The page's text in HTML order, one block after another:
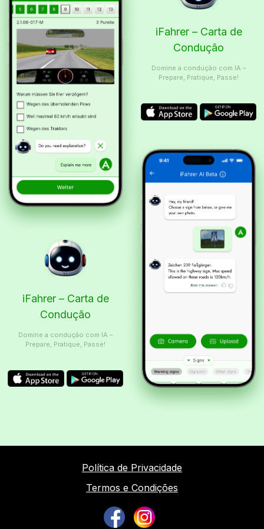
iFahrer – Carta de
Condução
Domine a condução com IA –
Prepare, Pratique, Passe!
iFahrer – Carta de
Condução
Domine a condução com IA –
Prepare, Pratique, Passe!
Política de Privacidade
Termos e Condições